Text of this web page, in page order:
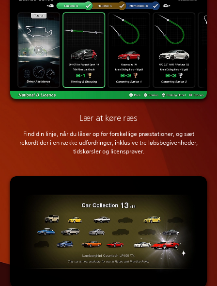
Lær at køre ræs
Find din linje, når du låser op for forskellige præstationer, og sæt
rekordtider i en række udfordringer, inklusive tre løbsbegivenheder,
tidskørsler og licensprøver.